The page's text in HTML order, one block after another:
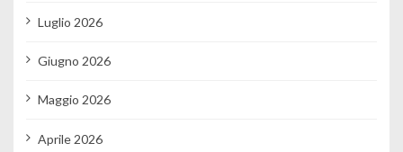
Luglio 2026
Giugno 2026
Maggio 2026
Aprile 2026